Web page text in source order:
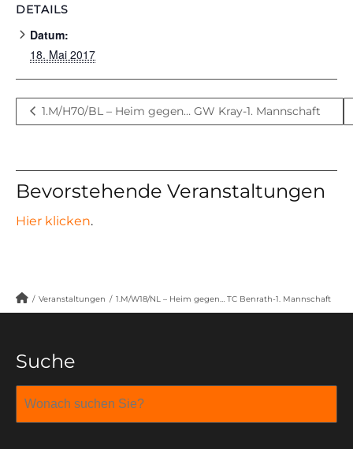
DETAILS
Datum:
18. Mai 2017
1.M/H70/BL – Heim gegen… GW Kray-1. Mannschaft
Bevorstehende Veranstaltungen
Hier klicken.
/ Veranstaltungen / 1.M/W18/NL – Heim gegen… TC Benrath-1. Mannschaft
Suche